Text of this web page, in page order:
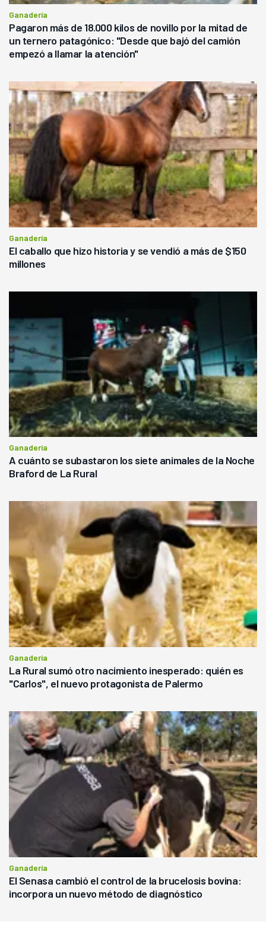
Ganadería
Pagaron más de 18.000 kilos de novillo por la mitad de
un ternero patagónico: "Desde que bajó del camión
empezó a llamar la atención"
Ganadería
El caballo que hizo historia y se vendió a más de $150
millones
Ganadería
A cuánto se subastaron los siete animales de la Noche
Braford de La Rural
Ganadería
La Rural sumó otro nacimiento inesperado: quién es
"Carlos", el nuevo protagonista de Palermo
Ganadería
El Senasa cambió el control de la brucelosis bovina:
incorpora un nuevo método de diagnóstico